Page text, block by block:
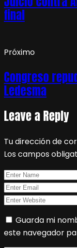
final
Próximo
Congreso
Ledesma
Leave a Reply
Tu dirección de
Los campos
Guarda mi
este navegador